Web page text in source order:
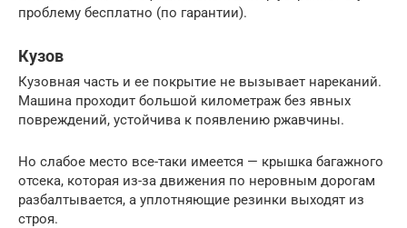
проблему бесплатно (по гарантии).
Кузов
Кузовная часть и ее покрытие не вызывает нареканий.
Машина проходит большой километраж без явных
повреждений, устойчива к появлению ржавчины.
Но слабое место все-таки имеется — крышка багажного
отсека, которая из-за движения по неровным дорогам
разбалтывается, а уплотняющие резинки выходят из
строя.